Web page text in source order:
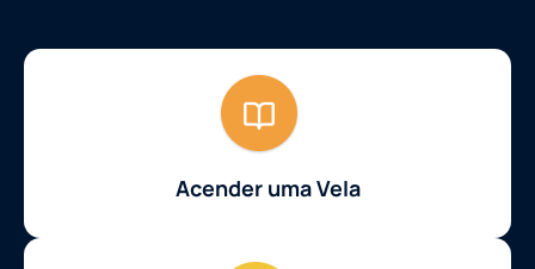
Acender uma Vela